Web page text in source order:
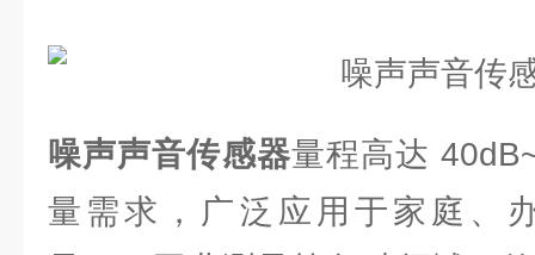
噪声声音传感器量程高达
量需求，广泛应用于家庭、